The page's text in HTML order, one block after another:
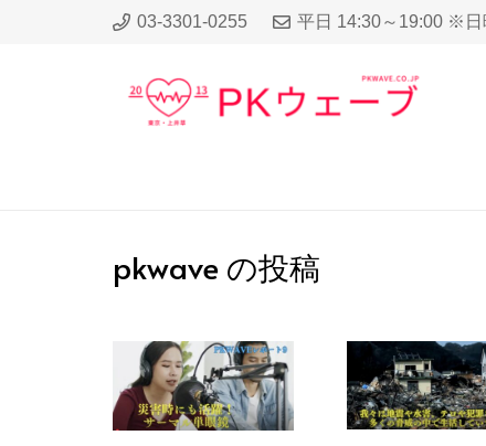
03-3301-0255 平日 14:30～19:00 ※日
pkwave の投稿